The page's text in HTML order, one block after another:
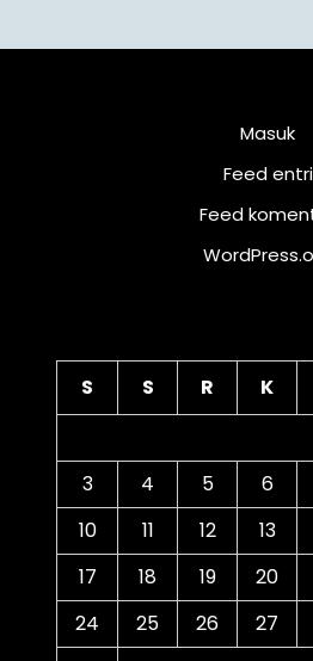
Masuk
Feed entri
Feed
S S R K
3
4 5 6
10
11 12 13
17
18 19 20
24
25 26 27